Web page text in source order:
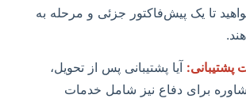
تا یک پیش‌فاکتور جزئی و مرحله به
پشتیبانی: آیا پشتیبانی پس از تحویل،
برای دفاع نیز شامل خدمات